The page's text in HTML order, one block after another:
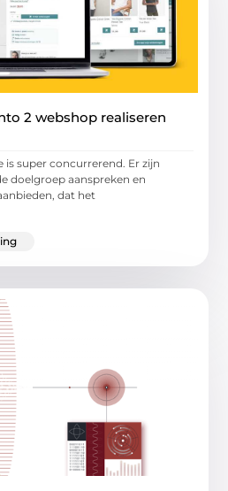
2 webshop realiseren
super concurrerend. Er zijn
doelgroep aanspreken en
dat het